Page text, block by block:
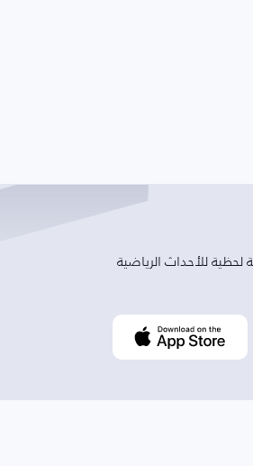
للأحداث الرياضية